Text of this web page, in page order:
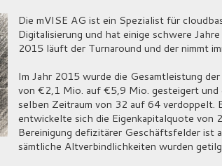
Die mVISE AG ist ein Spezialist für
Digitalisierung und hat einige schwere
2015 läuft der Turnaround und der nimmt
Im Jahr 2015 wurde die Gesamtleistung
von €2,1 Mio. auf €5,9 Mio. gesteigert und
selben Zeitraum von 32 auf 64 verdoppelt.
entwickelte sich die Eigenkapitalquote von
Bereinigung defizitärer Geschäftsfelder ist
sämtliche Altverbindlichkeiten wurden